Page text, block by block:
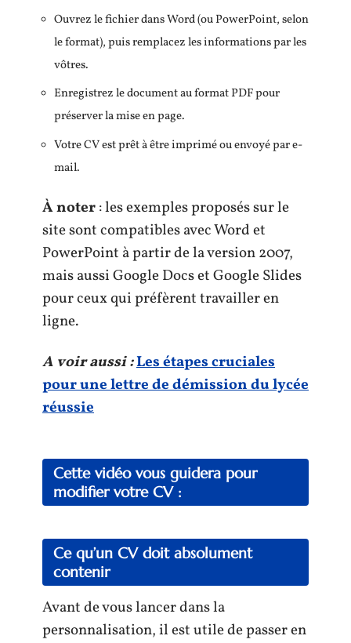
Ouvrez le fichier dans Word (ou PowerPoint, selon
le format), puis remplacez les informations par les
vôtres.
Enregistrez le document au format PDF pour
préserver la mise en page.
Votre CV est prêt à être imprimé ou envoyé par e-
mail.
À noter: les exemples proposés sur le
site sont compatibles avec Word et
PowerPoint à partir de la version 2007,
mais aussi Google Docs et Google Slides
pour ceux qui préfèrent travailler en
ligne.
A voir aussi :Les étapes cruciales
pour une lettre de démission du lycée
réussie
Cette vidéo vous guidera pour
modifier votre CV :
Ce qu’un CV doit absolument
contenir
Avant de vous lancer dans la
personnalisation, il est utile de passer en